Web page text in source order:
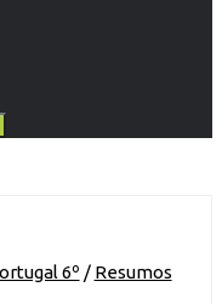
6º / Resumos